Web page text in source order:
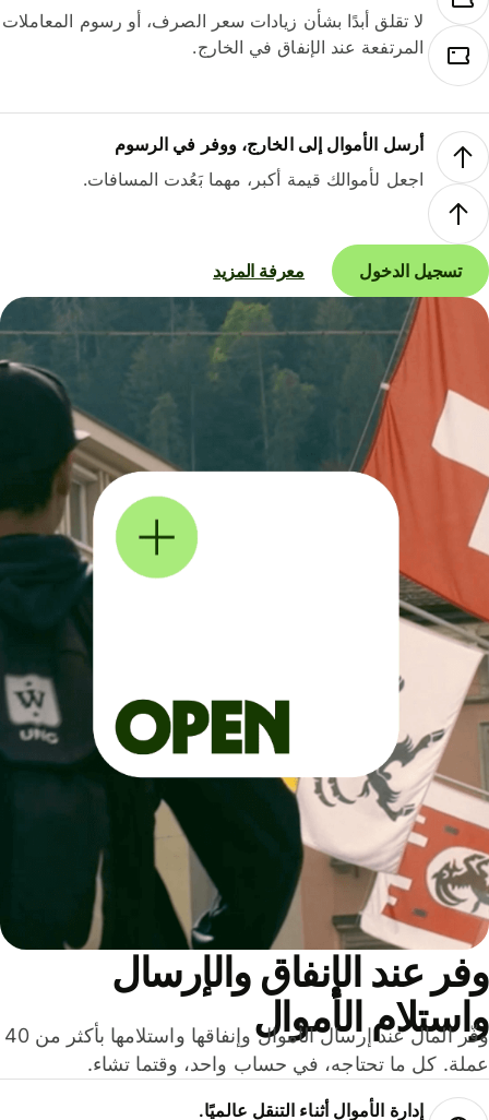
لا تقلق أبدًا بشأن زيادات سعر الصرف، أو رسوم المعاملات
المرتفعة عند الإنفاق في الخارج.
أرسل الأموال إلى الخارج، ووفر في الرسوم
اجعل لأموالك قيمة أكبر، مهما بَعُدت المسافات.
تسجيل الدخول معرفة المزيد
عند الإنفاق والإرسال
الأموال
وفّر المال عند إرسال الأموال وإنفاقها واستلامها بأكثر من 40
كل ما تحتاجه، في حساب واحد، وقتما تشاء.
إدارة الأموال أثناء التنقل عالميًا.